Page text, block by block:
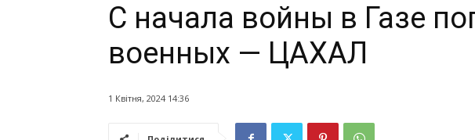
С начала войны в Газе
военных — ЦАХАЛ
1 Квітня, 2024 14:36